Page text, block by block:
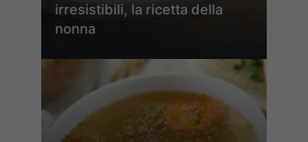
irresistibili, la ricetta della
nonna